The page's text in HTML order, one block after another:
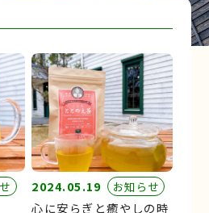
2024.05.19 お知らせ
心に安らぎと癒やしの時